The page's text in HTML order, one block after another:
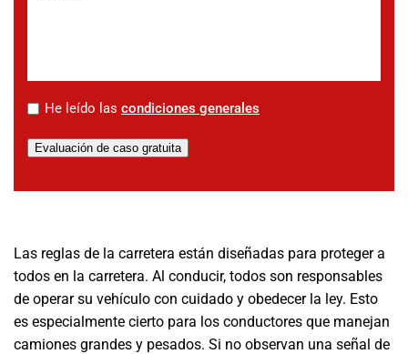
* He leído las condiciones generales
Evaluación de caso gratuita
Las reglas de la carretera están diseñadas para proteger a
todos en la carretera. Al conducir, todos son responsables
de operar su vehículo con cuidado y obedecer la ley. Esto
es especialmente cierto para los conductores que manejan
camiones grandes y pesados. Si no observan una señal de